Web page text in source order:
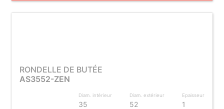
RONDELLE DE BUTÉE
AS3552-ZEN
Diam. intérieur
35
Diam. extérieur
52
Epaisseur
1